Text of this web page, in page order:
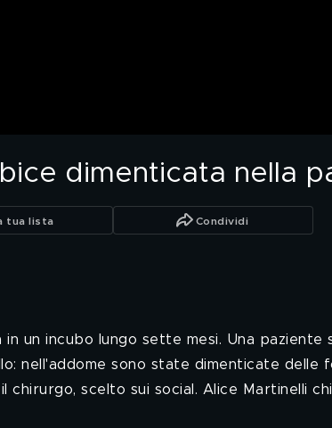
dimenticata nella
tua lista Condividi
un incubo lungo sette mesi. Una
nell'addome sono state dimenticate delle
scelto sui social. Alice Martinelli